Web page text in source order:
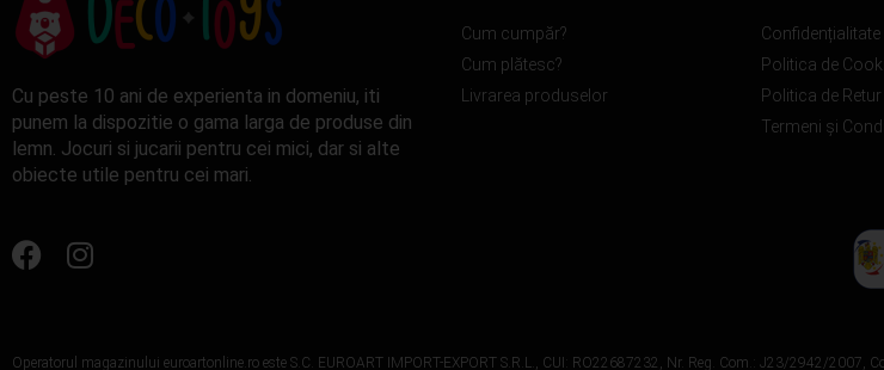
Cu peste 10 ani de experienta in domeniu, iti
punem la dispozitie o gama larga de produse din
lemn. Jocuri si jucarii pentru cei mici, dar si alte
obiecte utile pentru cei mari.
Cum cumpăr?
Cum plătesc?
Livrarea produselor
Confidențialitate
Politica de
Politica de Retur
Termeni și
Operatorul magazinului euroartonline.ro este S.C. EUROART IMPORT-EXPORT S.R.L., CUI: RO22687232, Nr. Reg. Com.: J23/2942/2007,